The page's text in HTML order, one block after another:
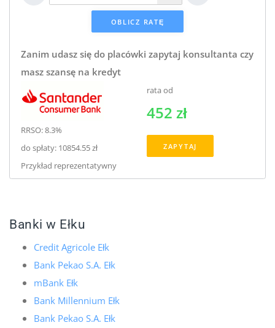
Zanim udasz się do placówki zapytaj konsultanta czy
masz szansę na kredyt
RRSO: 8.3%
do spłaty: 10854.55 zł
Przykład reprezentatywny
rata od
452 zł
ZAPYTAJ
Banki w Ełku
Credit Agricole Ełk
Bank Pekao S.A. Ełk
mBank Ełk
Bank Millennium Ełk
Bank Pekao S.A. Ełk